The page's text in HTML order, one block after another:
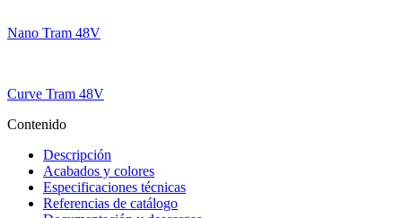
Nano Tram 48V
Curve Tram 48V
Contenido
Descripción
Acabados y colores
Especificaciones técnicas
Referencias de catálogo